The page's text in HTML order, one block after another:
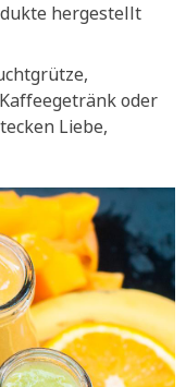
hergestellt
oder
Liebe,